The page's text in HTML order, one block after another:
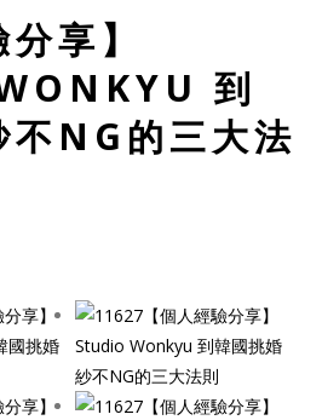
享】
到
不NG的三大法